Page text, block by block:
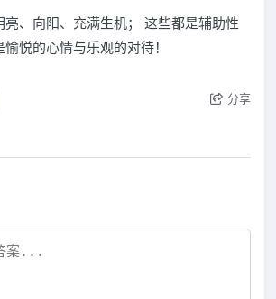
亮、向阳、充满生机； 这些都是辅助性
悦的心情与乐观的对待！
分享